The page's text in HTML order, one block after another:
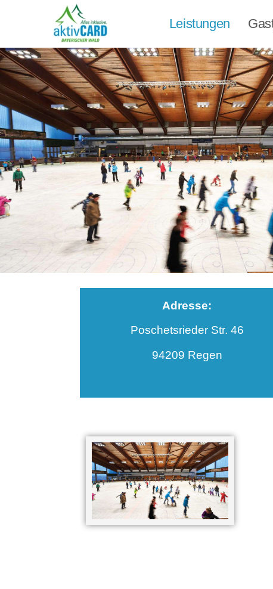
Leistungen
Adresse:
Poschetsrieder Str. 46
94209 Regen